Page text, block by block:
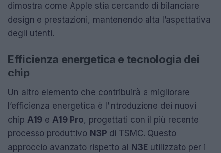
dimostra come Apple stia cercando di bilanciare
design e prestazioni, mantenendo alta l’aspettativa
degli utenti.
Efficienza energetica e tecnologia dei
chip
Un altro elemento che contribuirà a migliorare
l’efficienza energetica è l’introduzione dei nuovi
chip A19 e A19 Pro, progettati con il più recente
processo produttivo N3P di TSMC. Questo
approccio avanzato rispetto al N3E utilizzato per i